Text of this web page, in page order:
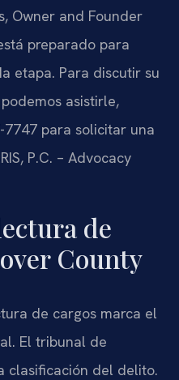
Owner and Founder
preparado para
etapa. Para discutir su
asistirle,
para solicitar una
P.C. – Advocacy
de
County
de cargos marca el
El tribunal de
clasificación del delito.